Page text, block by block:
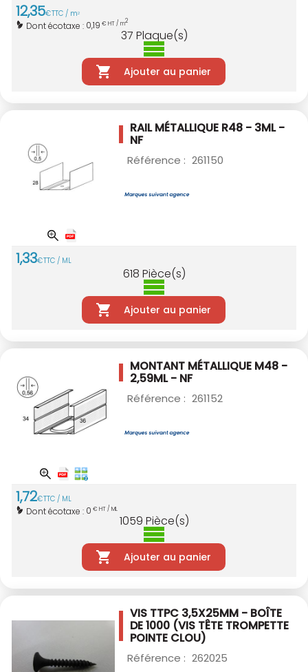
12,35€TTC / m2
Dont écotaxe : 0,19 € HT / m2
37 Plaque(s)
Ajouter au panier
RAIL MÉTALLIQUE R48 - 3ML -
NF
Référence : 261150
1,33€TTC / ML
618 Pièce(s)
Ajouter au panier
MONTANT MÉTALLIQUE M48 -
2,59ML - NF
Référence : 261152
1,72€TTC / ML
Dont écotaxe : 0 € HT / ML
1059 Pièce(s)
Ajouter au panier
VIS TTPC 3,5X25MM - BOÎTE
DE 1000 (VIS TÊTE TROMPETTE
POINTE CLOU)
Référence : 262025